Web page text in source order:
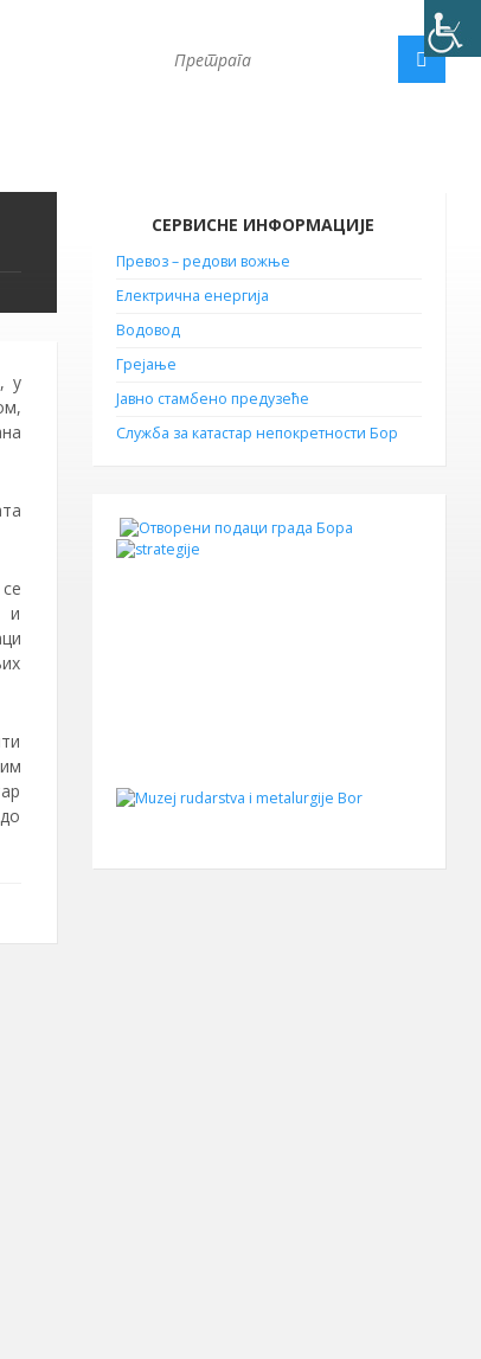
у
и
СЕРВИСНЕ ИНФОРМАЦИЈЕ
Превоз – редови вожње
Електрична енергија
Водовод
Грејање
Јавно стамбено предузеће
Служба за катастар непокретности Бор